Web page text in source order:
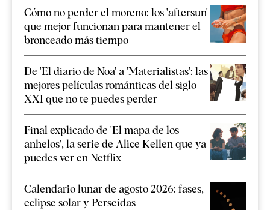
Cómo no perder el moreno: los 'aftersun'
que mejor funcionan para mantener el
bronceado más tiempo
De 'El diario de Noa' a 'Materialistas': las
mejores películas románticas del siglo
XXI que no te puedes perder
Final explicado de 'El mapa de los
anhelos', la serie de Alice Kellen que ya
puedes ver en Netflix
Calendario lunar de agosto 2026: fases,
eclipse solar y Perseidas